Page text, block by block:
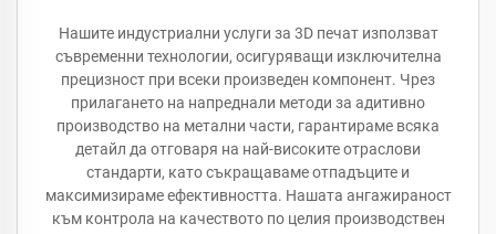
Нашите индустриални услуги за 3D печат използват
съвременни технологии, осигуряващи изключителна
прецизност при всеки произведен компонент. Чрез
прилагането на напреднали методи за адитивно
производство на метални части, гарантираме всяка
детайл да отговаря на най-високите отраслови
стандарти, като съкращаваме отпадъците и
максимизираме ефективността. Нашата ангажираност
към контрола на качеството по целия производствен